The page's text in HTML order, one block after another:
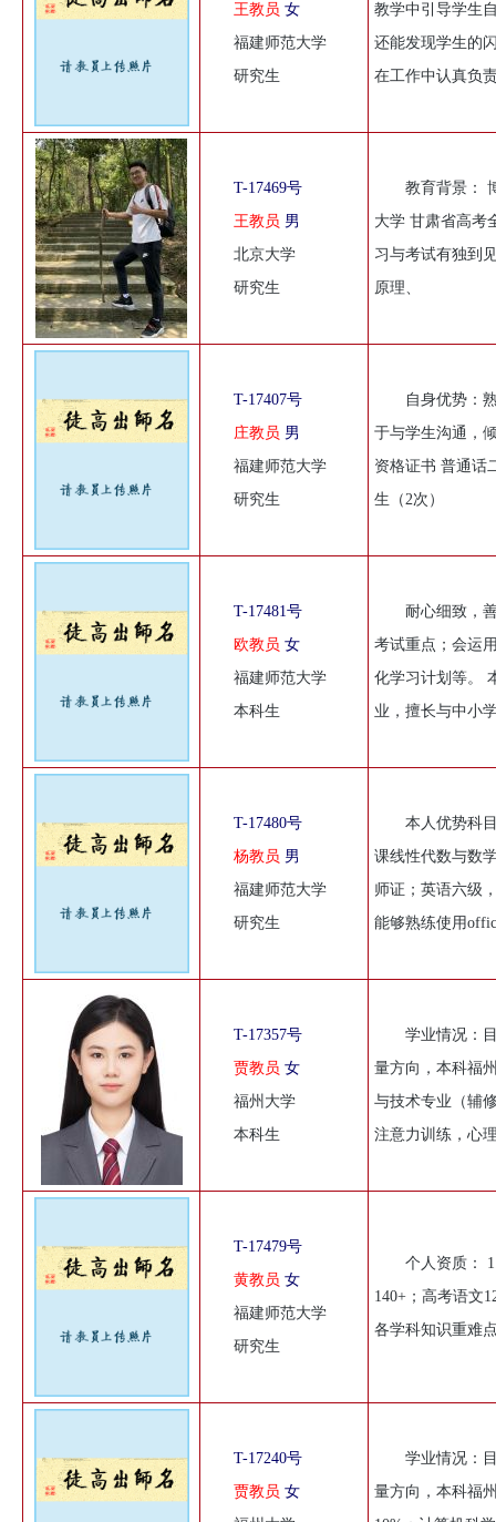
王教员 女
福建师范大学
研究生
教学中引导学生
还能发现学生的
在工作中认真负
T-17469号
王教员 男
北京大学
研究生
教育背景：
大学 甘肃省高考
习与考试有独到
原理、
T-17407号
庄教员 男
福建师范大学
研究生
自身优势：
于与学生沟通，
资格证书 普通话
生（2次）
T-17481号
欧教员 女
福建师范大学
本科生
耐心细致，
考试重点；会运
化学习计划等。
业，擅长与中小
T-17480号
杨教员 男
福建师范大学
研究生
本人优势科
课线性代数与数
师证；英语六级
能够熟练使用offic
T-17357号
贾教员 女
福州大学
本科生
学业情况：
量方向，本科福
与技术专业（辅
注意力训练，心
T-17479号
黄教员 女
福建师范大学
研究生
个人资质：
140+；高考语文
各学科知识重难
T-17240号
贾教员 女
学业情况：
量方向，本科福